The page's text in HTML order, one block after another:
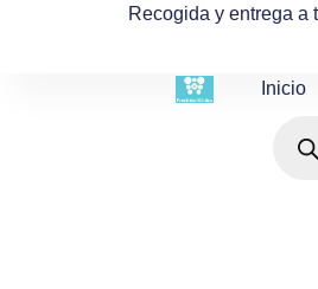
Recogida y entrega a
Inicio